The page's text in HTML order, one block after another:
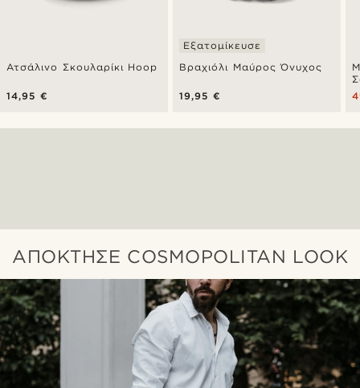
Ατσάλινο Σκουλαρίκι Hoop
14,95 €
Βραχιόλι Μαύρος Όνυχος
Εξατομίκευσε
19,95 €
ΑΠΟΚΤΗΣΕ COSMOPOLITAN LOOK